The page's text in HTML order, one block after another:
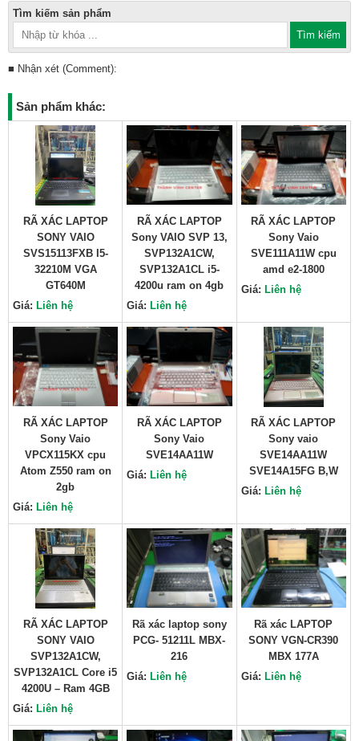
Tìm kiếm sản phẩm
■ Nhận xét (Comment):
Sản phẩm khác:
RÃ XÁC LAPTOP
SONY VAIO
SVS15113FXB I5-
32210M VGA
GT640M
Giá: Liên hệ
RÃ XÁC LAPTOP
Sony VAIO SVP 13,
SVP132A1CW,
SVP132A1CL i5-
4200u ram on 4gb
Giá: Liên hệ
RÃ XÁC LAPTOP
Sony Vaio
SVE111A11W cpu
amd e2-1800
Giá: Liên hệ
RÃ XÁC LAPTOP
Sony Vaio
VPCX115KX cpu
Atom Z550 ram on
2gb
Giá: Liên hệ
RÃ XÁC LAPTOP
Sony Vaio
SVE14AA11W
Giá: Liên hệ
RÃ XÁC LAPTOP
Sony vaio
SVE14AA11W
SVE14A15FG B,W
Giá: Liên hệ
RÃ XÁC LAPTOP
SONY VAIO
SVP132A1CW,
SVP132A1CL Core i5
4200U – Ram 4GB
Giá: Liên hệ
Rã xác laptop sony
PCG- 51211L MBX-
216
Giá: Liên hệ
Rã xác LAPTOP
SONY VGN-CR390
MBX 177A
Giá: Liên hệ